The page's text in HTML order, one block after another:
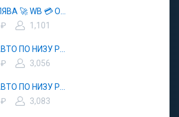
1,101
3,056
3,083